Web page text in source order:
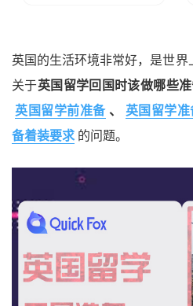
英国的生活环境非常好，是世
关于英国留学回国时该做哪些准
英国留学前准备 、 英国留学
备着装要求 的问题。